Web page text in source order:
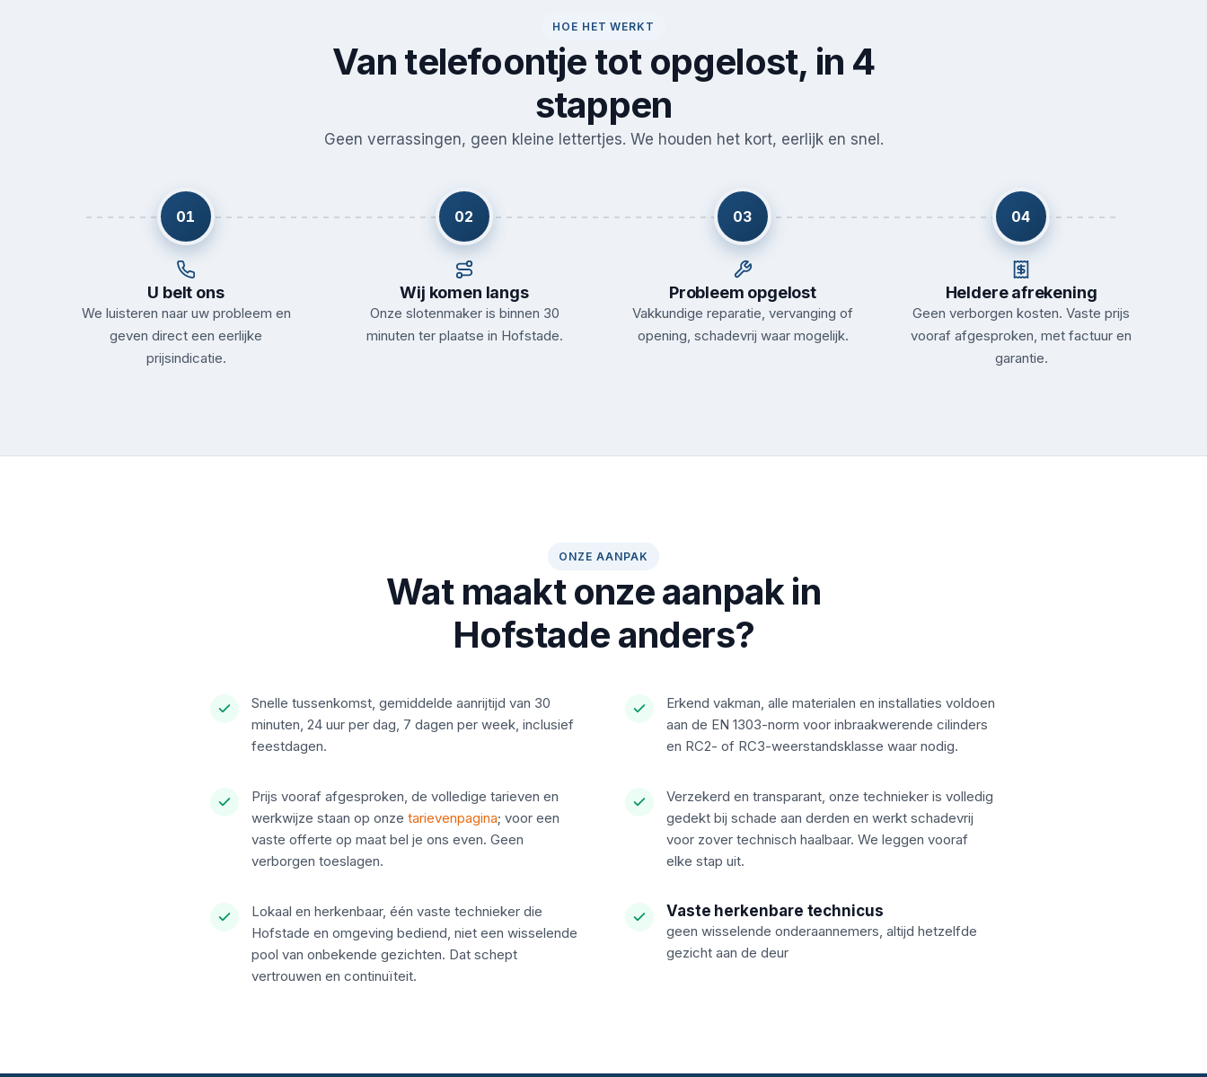
HOE HET WERKT
Van telefoontje tot opgelost, in 4
stappen
Geen verrassingen, geen kleine lettertjes. We houden het kort, eerlijk en snel.
01
U belt ons
We luisteren naar uw probleem en
geven direct een eerlijke
prijsindicatie.
02
Wij komen langs
Onze slotenmaker is binnen 30
minuten ter plaatse in Hofstade.
03
Probleem opgelost
Vakkundige reparatie, vervanging of
opening, schadevrij waar mogelijk.
04
Heldere afrekening
Geen verborgen kosten. Vaste prijs
vooraf afgesproken, met factuur en
garantie.
ONZE AANPAK
Wat maakt onze aanpak in
Hofstade anders?
Snelle tussenkomst, gemiddelde aanrijtijd van 30
minuten, 24 uur per dag, 7 dagen per week, inclusief
feestdagen.
Erkend vakman, alle materialen en installaties voldoen
aan de EN 1303-norm voor inbraakwerende cilinders
en RC2- of RC3-weerstandsklasse waar nodig.
Prijs vooraf afgesproken, de volledige tarieven en
werkwijze staan op onze tarievenpagina; voor een
vaste offerte op maat bel je ons even. Geen
verborgen toeslagen.
Verzekerd en transparant, onze technieker is volledig
gedekt bij schade aan derden en werkt schadevrij
voor zover technisch haalbaar. We leggen vooraf
elke stap uit.
Lokaal en herkenbaar, één vaste technieker die
Hofstade en omgeving bediend, niet een wisselende
pool van onbekende gezichten. Dat schept
vertrouwen en continuïteit.
Vaste herkenbare technicus
geen wisselende onderaannemers, altijd hetzelfde
gezicht aan de deur